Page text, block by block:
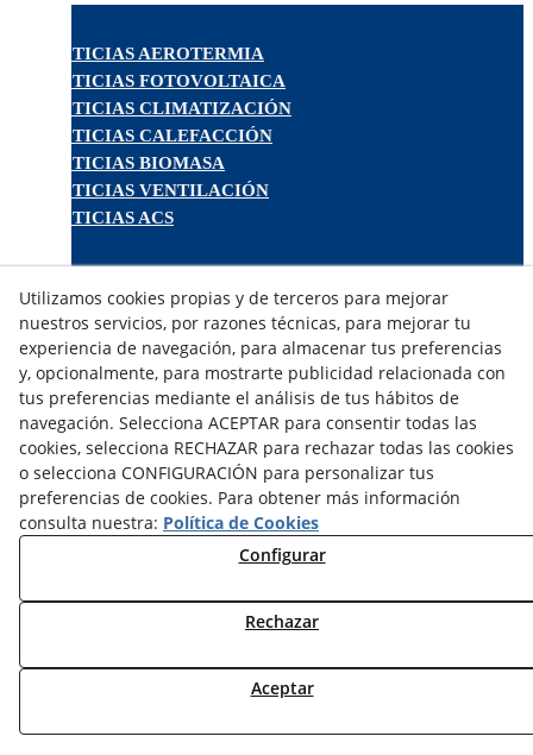
NOTICIAS AEROTERMIA
NOTICIAS FOTOVOLTAICA
NOTICIAS CLIMATIZACIÓN
NOTICIAS CALEFACCIÓN
NOTICIAS BIOMASA
NOTICIAS VENTILACIÓN
NOTICIAS ACS
NOVEDADES
MI CUENTA
CONTÁCTANOS
DEVOLUCIONES
TRABAJA CON NOSOTROS
¿QUIENES SOMOS?
POLÍTICA DE PRIVACIDAD
DERECHO DESISITIMIENTO
CONDICIONES COMPRA
ODR
Utilizamos cookies propias y de terceros para mejorar
nuestros servicios, por razones técnicas, para mejorar tu
experiencia de navegación, para almacenar tus preferencias
y, opcionalmente, para mostrarte publicidad relacionada con
tus preferencias mediante el análisis de tus hábitos de
navegación. Selecciona ACEPTAR para consentir todas las
cookies, selecciona RECHAZAR para rechazar todas las cookies
o selecciona CONFIGURACIÓN para personalizar tus
preferencias de cookies. Para obtener más información
consulta nuestra: Política de Cookies
Configurar
Rechazar
Aceptar